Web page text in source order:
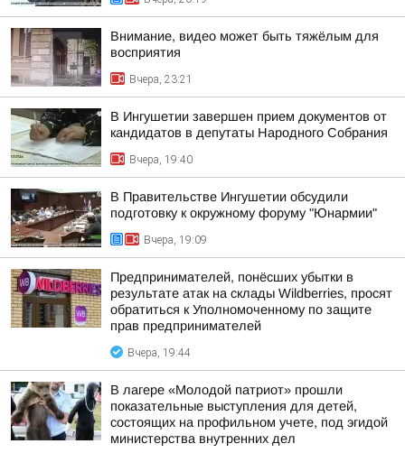
Внимание, видео может быть тяжёлым для
восприятия
Вчера, 23:21
В Ингушетии завершен прием документов от
кандидатов в депутаты Народного Собрания
Вчера, 19:40
В Правительстве Ингушетии обсудили
подготовку к окружному форуму "Юнармии"
Вчера, 19:09
Предпринимателей, понёсших убытки в
результате атак на склады Wildberries, просят
обратиться к Уполномоченному по защите
прав предпринимателей
Вчера, 19:44
В лагере «Молодой патриот» прошли
показательные выступления для детей,
состоящих на профильном учете, под эгидой
министерства внутренних дел